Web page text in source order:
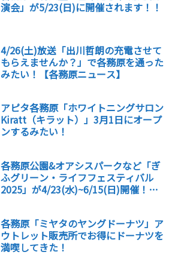
演会」が5/23(日)に開催されます！！
4/26(土)放送「出川哲朗の充電させて
もらえませんか？」で各務原を通った
みたい！【各務原ニュース】
アピタ各務原「ホワイトニングサロン
Kiratt（キラット）」3月1日にオープ
ンするみたい！
各務原公園&オアシスパークなど「ぎ
ふグリーン・ライフフェスティバル
2025」が4/23(水)~6/15(日)開催！！
各務原「ミヤタのヤングドーナツ」ア
ウトレット販売所でお得にドーナツを
満喫してきた！